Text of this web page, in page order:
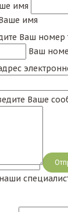
имя
имя
Ваш номер
Ваш
Ваше